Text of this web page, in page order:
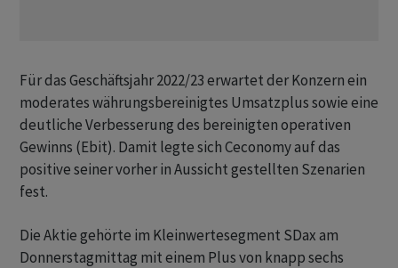
Für das Geschäftsjahr 2022/23 erwartet der Konzern ein
moderates währungsbereinigtes Umsatzplus sowie eine
deutliche Verbesserung des bereinigten operativen
Gewinns (Ebit). Damit legte sich Ceconomy auf das
positive seiner vorher in Aussicht gestellten Szenarien
fest.
Die Aktie gehörte im Kleinwertesegment SDax am
Donnerstagmittag mit einem Plus von knapp sechs